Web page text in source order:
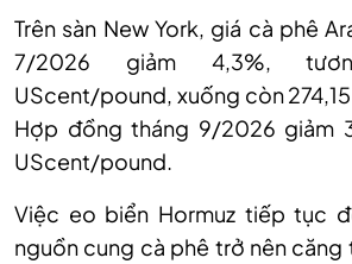
Trên sàn New York, giá cà phê
7/2026 giảm 4,3%,
UScent/pound, xuống còn
Hợp đồng tháng 9/2026 giảm
UScent/pound.
Việc eo biển Hormuz tiếp tục
nguồn cung cà phê trở nên căng